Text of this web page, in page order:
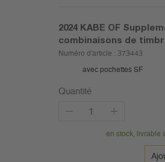
2024 KABE OF
combinaisons de
Numéro d'article : 373443
avec pochettes SF
Quantité
en stock, livrable